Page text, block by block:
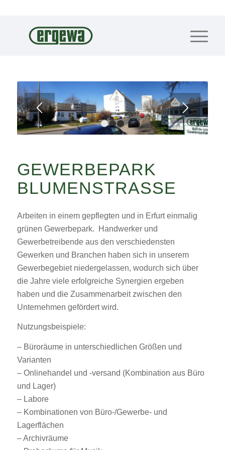
1 2 3
GEWERBEPARK
BLUMENSTRASSE
Arbeiten in einem gepflegten und in Erfurt einmalig
grünen Gewerbepark. Handwerker und
Gewerbetreibende aus den verschiedensten
Gewerken und Branchen haben sich in unserem
Gewerbegebiet niedergelassen, wodurch sich über
die Jahre viele erfolgreiche Synergien ergeben
haben und die Zusammenarbeit zwischen den
Unternehmen gefördert wird.
Nutzungsbeispiele:
– Büroräume in unterschiedlichen Größen und
Varianten
– Onlinehandel und -versand (Kombination aus Büro
und Lager)
– Labore
– Kombinationen von Büro-/Gewerbe- und
Lagerflächen
– Archivräume